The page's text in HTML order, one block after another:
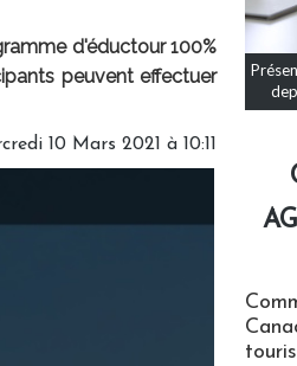
d'éductour 100%
peuvent effectuer
10 Mars 2021 à 10:11